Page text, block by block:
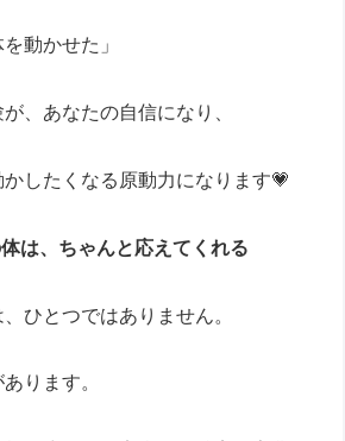
動かせた」
、あなたの自信になり、
したくなる原動力になります💗
は、ちゃんと応えてくれる
ひとつではありません。
ります。